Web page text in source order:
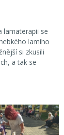
lamaterapii se
lamího
si zkusili
a tak se